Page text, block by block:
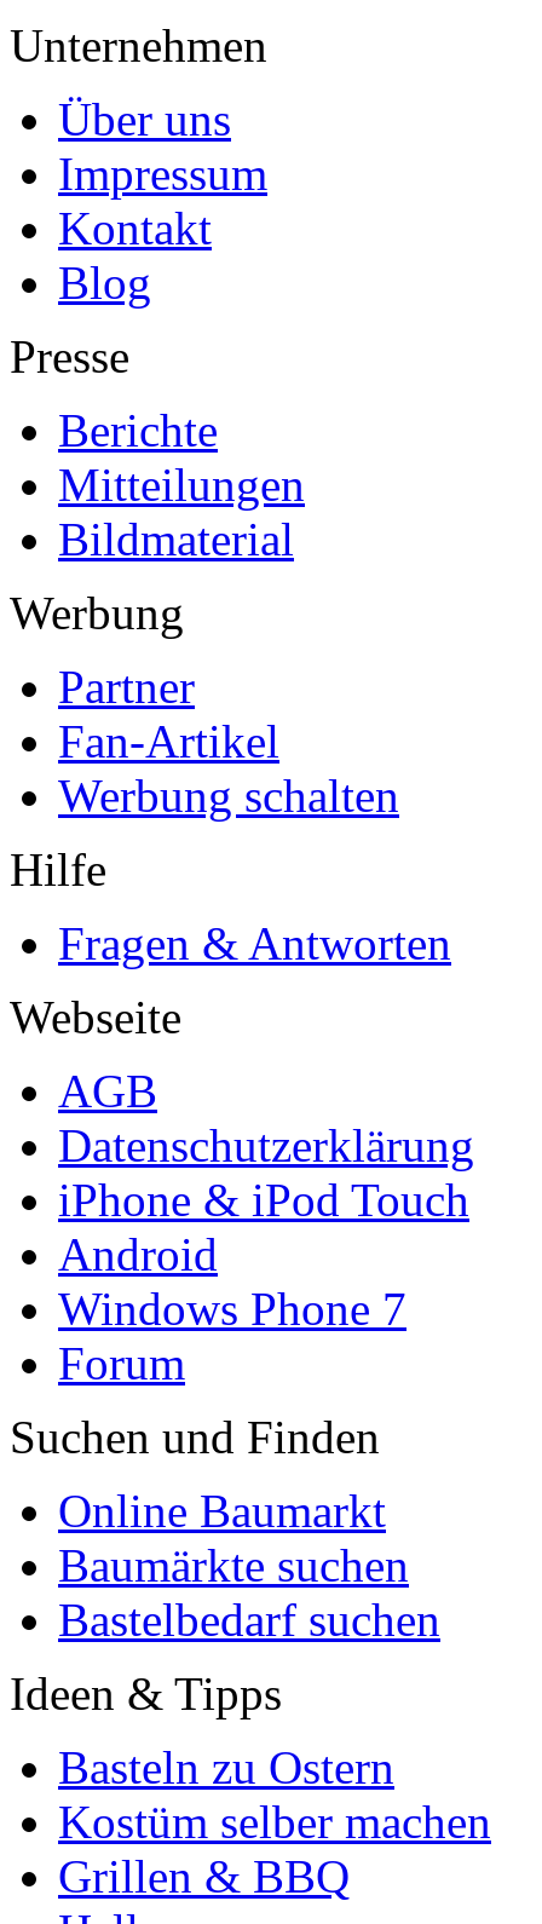
Unternehmen
Über uns
Impressum
Kontakt
Blog
Presse
Berichte
Mitteilungen
Bildmaterial
Werbung
Partner
Fan-Artikel
Werbung schalten
Hilfe
Fragen & Antworten
Webseite
AGB
Datenschutzerklärung
iPhone & iPod Touch
Android
Windows Phone 7
Forum
Suchen und Finden
Online Baumarkt
Baumärkte suchen
Bastelbedarf suchen
Ideen & Tipps
Basteln zu Ostern
Kostüm selber machen
Grillen & BBQ